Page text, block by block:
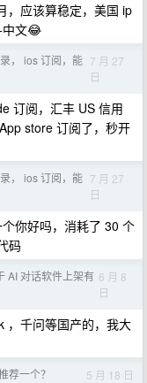
，应该算稳定，美国 ip
中文😂
， ios 订阅，能 7 月 27
日
订阅，汇丰 US 信用
store 订阅了，秒开
， ios 订阅，能 7 月 27
日
你好吗，消耗了 30 个
码
AI 对话软件上架有 6 月 8
日
，千问等国产的，我大
荐一个？ 5 月 18 日